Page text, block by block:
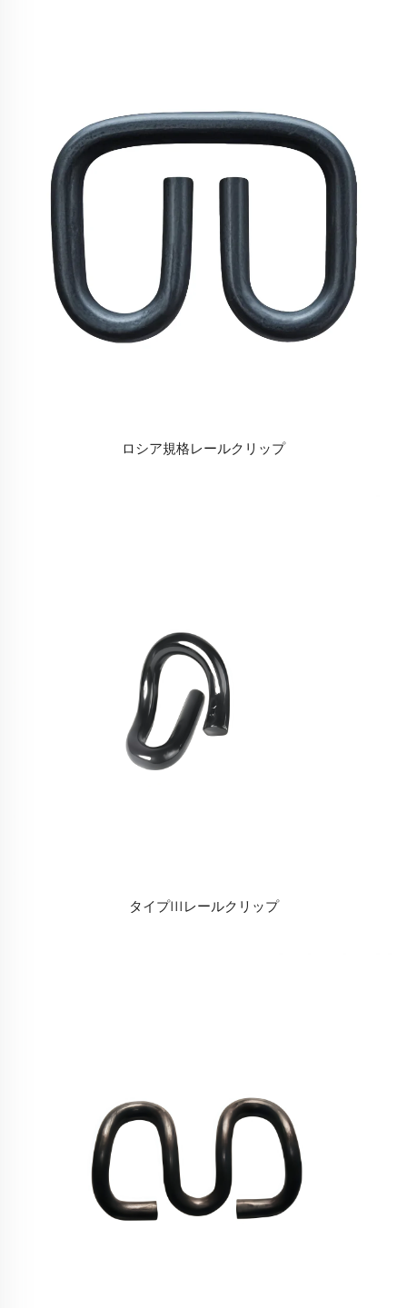
ロシア規格レールクリップ
タイプIIIレールクリップ